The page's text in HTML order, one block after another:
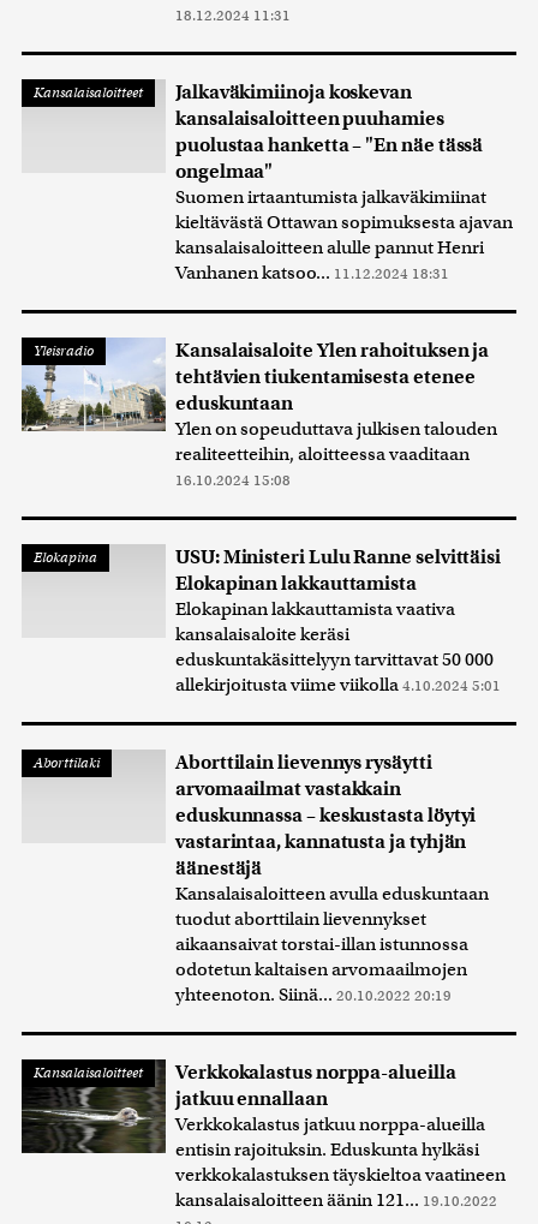
18.12.2024 11:31
Kansalaisaloitteet
Jalkaväkimiinoja koskevan
kansalaisaloitteen puuhamies
puolustaa hanketta – "En näe tässä
ongelmaa"
Suomen irtaantumista jalkaväkimiinat
kieltävästä Ottawan sopimuksesta ajavan
kansalaisaloitteen alulle pannut Henri
Vanhanen katsoo... 11.12.2024 18:31
Yleisradio
Kansalaisaloite Ylen rahoituksen ja
tehtävien tiukentamisesta etenee
eduskuntaan
Ylen on sopeuduttava julkisen talouden
realiteetteihin, aloitteessa vaaditaan
16.10.2024 15:08
Elokapina
USU: Ministeri Lulu Ranne selvittäisi
Elokapinan lakkauttamista
Elokapinan lakkauttamista vaativa
kansalaisaloite keräsi
eduskuntakäsittelyyn tarvittavat 50 000
allekirjoitusta viime viikolla 4.10.2024 5:01
Aborttilaki
Aborttilain lievennys rysäytti
arvomaailmat vastakkain
eduskunnassa – keskustasta löytyi
vastarintaa, kannatusta ja tyhjän
äänestäjä
Kansalaisaloitteen avulla eduskuntaan
tuodut aborttilain lievennykset
aikaansaivat torstai-illan istunnossa
odotetun kaltaisen arvomaailmojen
yhteenoton. Siinä... 20.10.2022 20:19
Kansalaisaloitteet
Verkkokalastus norppa-alueilla
jatkuu ennallaan
Verkkokalastus jatkuu norppa-alueilla
entisin rajoituksin. Eduskunta hylkäsi
verkkokalastuksen täyskieltoa vaatineen
kansalaisaloitteen äänin 121... 19.10.2022